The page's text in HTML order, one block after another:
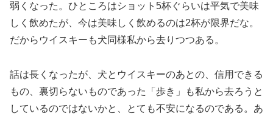
弱くなった。ひところはショット5杯ぐらいは平気で美味
しく飲めたが、今は美味しく飲めるのは2杯が限界だな。
だからウイスキーも犬同様私から去りつつある。
話は長くなったが、犬とウイスキーのあとの、信用できる
もの、裏切らないものであった「歩き」も私から去ろうと
しているのではないかと、とても不安になるのである。あ